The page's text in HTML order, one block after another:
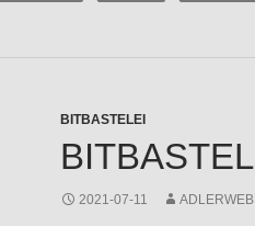
BITBASTELEI
2021-07-11 ADLERWEB